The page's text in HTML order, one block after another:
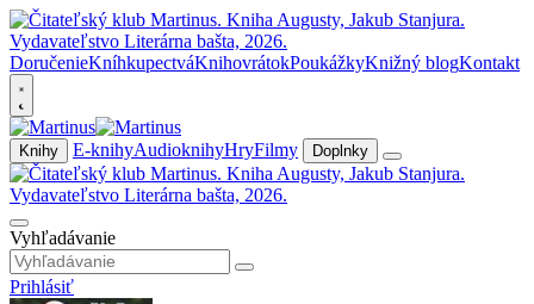
DoručenieKníhkupectváKnihovrátokPoukážkyKnižný blogKontakt
Knihy E-knihyAudioknihyHryFilmy Doplnky
Vyhľadávanie
Prihlásiť